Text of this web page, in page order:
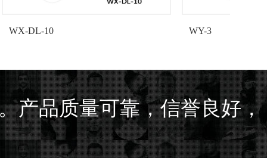
产品质量可靠，信誉良好，